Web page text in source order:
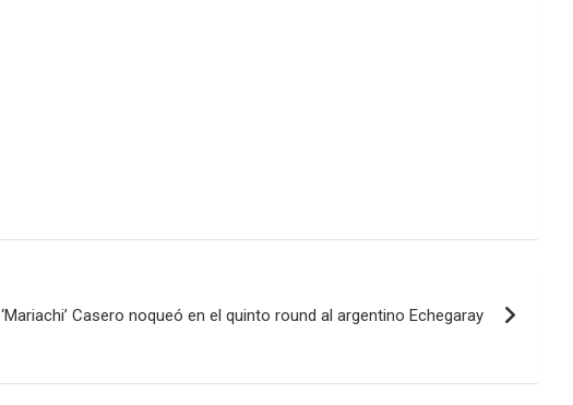
‘Mariachi’ Casero noqueó en el quinto round al argentino Echegaray